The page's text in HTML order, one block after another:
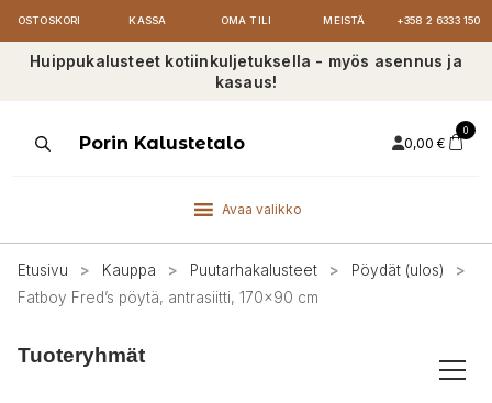
OSTOSKORI KASSA OMA TILI MEISTÄ +358 2 6333 150
Huippukalusteet kotiinkuljetuksella - myös asennus ja
kasaus!
ProductsPorin Kalustetalo 0,00 €
0
Avaa valikko
Etusivu > Kauppa > Puutarhakalusteet > Pöydät (ulos)
>
Fatboy Fred’s pöytä, antrasiitti, 170×90 cm
Tuoteryhmät